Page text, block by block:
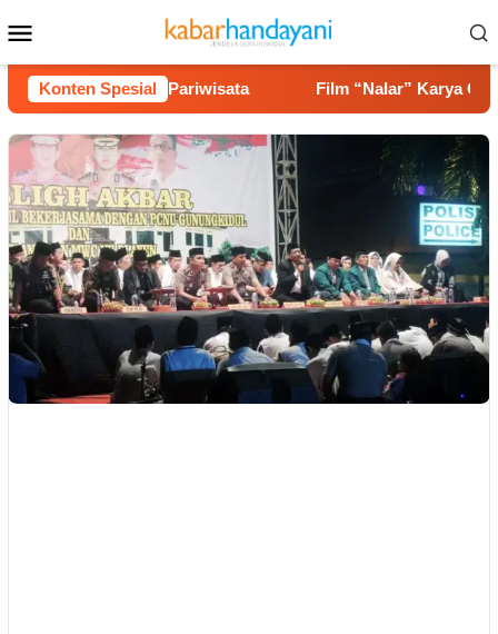
ke
kontenMobile
Konten Spesial
Potensi Pariwisata Film “Nalar” Karya Guru SD